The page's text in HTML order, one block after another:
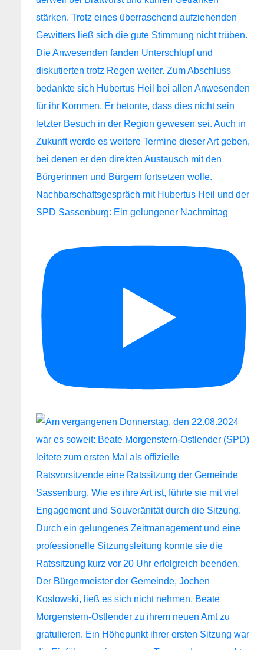
Nachbarschaftsgespräch mit Hubertus Heil und der
SPD Sassenburg: Ein gelungener Nachmittag